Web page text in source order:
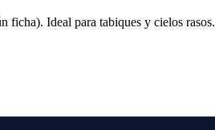
ficha). Ideal para tabiques y cielos rasos.